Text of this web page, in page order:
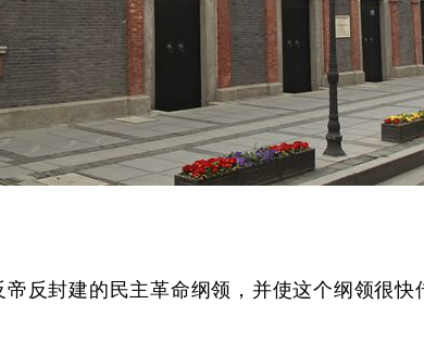
封建的民主革命纲领，并使这个纲领很快